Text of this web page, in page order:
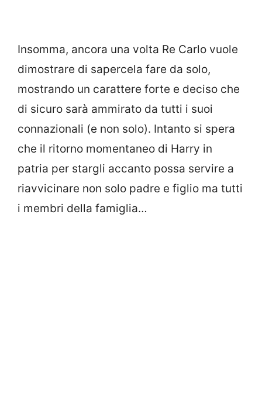
Insomma, ancora una volta Re Carlo vuole
dimostrare di sapercela fare da solo,
mostrando un carattere forte e deciso che
di sicuro sarà ammirato da tutti i suoi
connazionali (e non solo). Intanto si spera
che il ritorno momentaneo di Harry in
patria per stargli accanto possa servire a
riavvicinare non solo padre e figlio ma tutti
i membri della famiglia…